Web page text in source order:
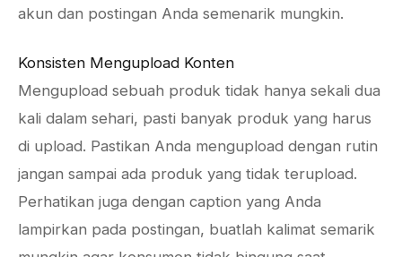
akun dan postingan Anda semenarik mungkin.
Konsisten Mengupload Konten
Mengupload sebuah produk tidak hanya sekali dua
kali dalam sehari, pasti banyak produk yang harus
di upload. Pastikan Anda mengupload dengan rutin
jangan sampai ada produk yang tidak terupload.
Perhatikan juga dengan caption yang Anda
lampirkan pada postingan, buatlah kalimat semarik